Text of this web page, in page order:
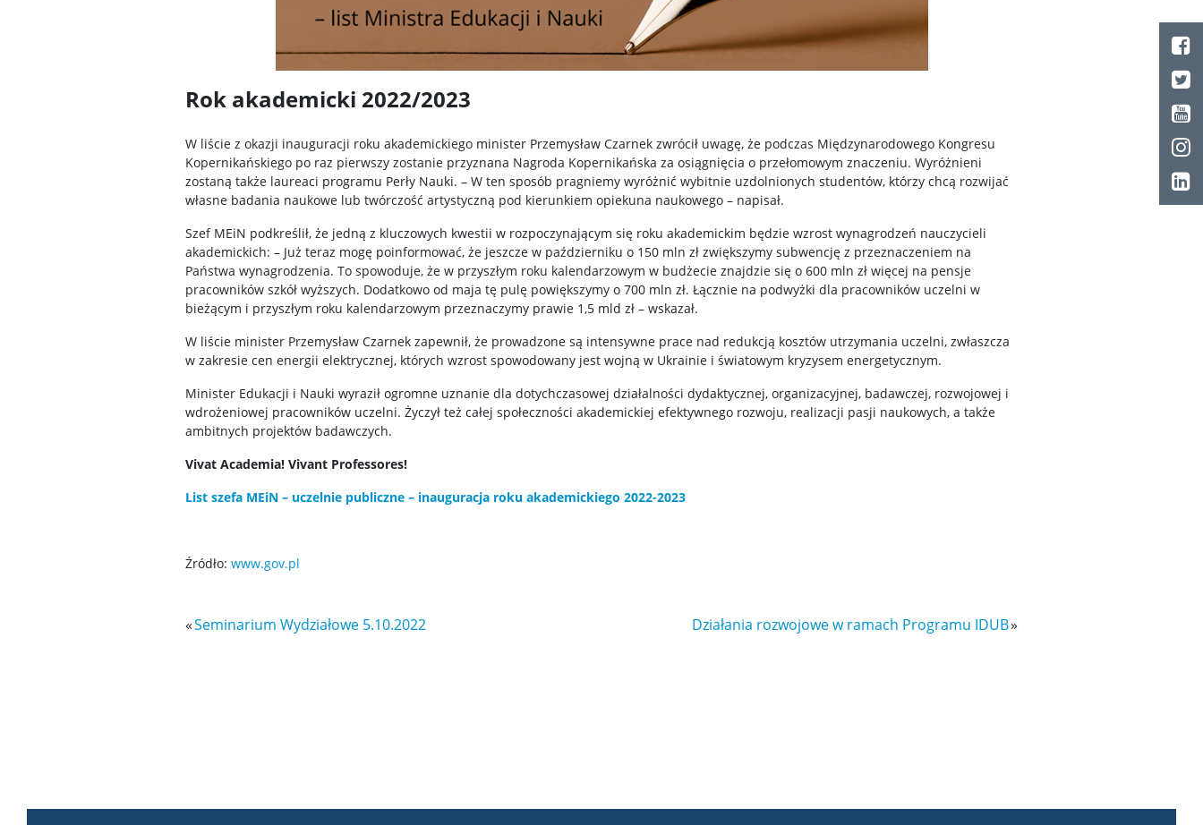
Rok akademicki 2022/2023
W liście z okazji inauguracji roku akademickiego minister Przemysław Czarnek zwrócił uwagę, że podczas Międzynarodowego Kongresu
Kopernikańskiego po raz pierwszy zostanie przyznana Nagroda Kopernikańska za osiągnięcia o przełomowym znaczeniu. Wyróżnieni
zostaną także laureaci programu Perły Nauki. – W ten sposób pragniemy wyróżnić wybitnie uzdolnionych studentów, którzy chcą rozwijać
własne badania naukowe lub twórczość artystyczną pod kierunkiem opiekuna naukowego – napisał.
Szef MEiN podkreślił, że jedną z kluczowych kwestii w rozpoczynającym się roku akademickim będzie wzrost wynagrodzeń nauczycieli
akademickich: – Już teraz mogę poinformować, że jeszcze w październiku o 150 mln zł zwiększymy subwencję z przeznaczeniem na
Państwa wynagrodzenia. To spowoduje, że w przyszłym roku kalendarzowym w budżecie znajdzie się o 600 mln zł więcej na pensje
pracowników szkół wyższych. Dodatkowo od maja tę pulę powiększymy o 700 mln zł. Łącznie na podwyżki dla pracowników uczelni w
bieżącym i przyszłym roku kalendarzowym przeznaczymy prawie 1,5 mld zł – wskazał.
W liście minister Przemysław Czarnek zapewnił, że prowadzone są intensywne prace nad redukcją kosztów utrzymania uczelni, zwłaszcza
w zakresie cen energii elektrycznej, których wzrost spowodowany jest wojną w Ukrainie i światowym kryzysem energetycznym.
Minister Edukacji i Nauki wyraził ogromne uznanie dla dotychczasowej działalności dydaktycznej, organizacyjnej, badawczej, rozwojowej i
wdrożeniowej pracowników uczelni. Życzył też całej społeczności akademickiej efektywnego rozwoju, realizacji pasji naukowych, a także
ambitnych projektów badawczych.
Vivat Academia! Vivant Professores!
List szefa MEiN – uczelnie publiczne – inauguracja roku akademickiego 2022-2023
Źródło: www.gov.pl
«Seminarium Wydziałowe 5.10.2022 Działania rozwojowe w ramach Programu IDUB»